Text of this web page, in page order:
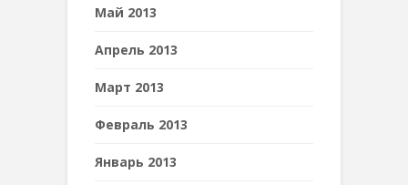
Май 2013
Апрель 2013
Март 2013
Февраль 2013
Январь 2013